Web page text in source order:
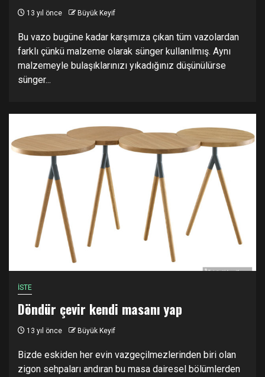
13 yıl önce Büyük Keyif
Bu vazo bugüne kadar karşımıza çıkan tüm vazolardan
farklı çünkü malzeme olarak sünger kullanılmış. Aynı
malzemeyle bulaşıklarınızı yıkadığınız düşünülürse
sünger...
İSTE
Döndür çevir kendi masanı yap
13 yıl önce Büyük Keyif
Bizde eskiden her evin vazgeçilmezlerinden biri olan
zigon sehpaları andıran bu masa dairesel bölümlerden